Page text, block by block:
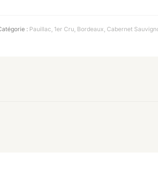
: Pauillac, 1er Cru, Bordeaux, Cabernet